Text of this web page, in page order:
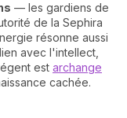
— les gardiens de
de la Sephira
résonne aussi
avec l'intellect,
est archange
cachée.